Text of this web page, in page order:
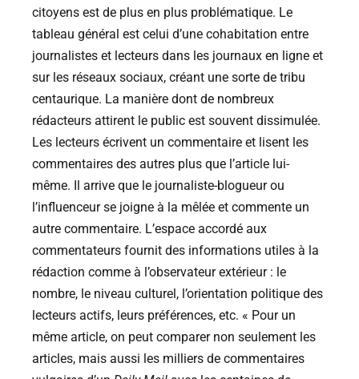
citoyens est de plus en plus problématique. Le
tableau général est celui d’une cohabitation entre
journalistes et lecteurs dans les journaux en ligne et
sur les réseaux sociaux, créant une sorte de tribu
centaurique. La manière dont de nombreux
rédacteurs attirent le public est souvent dissimulée.
Les lecteurs écrivent un commentaire et lisent les
commentaires des autres plus que l’article lui-
même. Il arrive que le journaliste-blogueur ou
l’influenceur se joigne à la mêlée et commente un
autre commentaire. L’espace accordé aux
commentateurs fournit des informations utiles à la
rédaction comme à l’observateur extérieur : le
nombre, le niveau culturel, l’orientation politique des
lecteurs actifs, leurs préférences, etc. « Pour un
même article, on peut comparer non seulement les
articles, mais aussi les milliers de commentaires